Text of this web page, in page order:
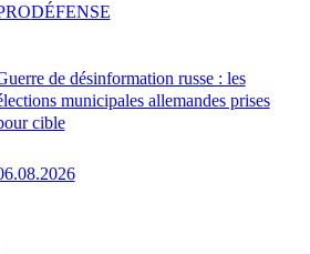
de désinformation russe : les
municipales allemandes prises
cible
DÉFENSE